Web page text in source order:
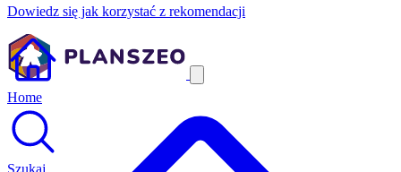
Dowiedz się jak korzystać z rekomendacji
Home
Szukaj